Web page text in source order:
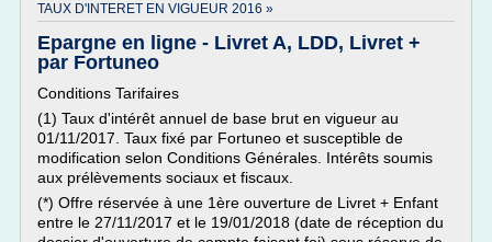
TAUX D'INTERET EN VIGUEUR 2016 »
Epargne en ligne - Livret A, LDD, Livret +
par Fortuneo
Conditions Tarifaires
(1) Taux d'intérêt annuel de base brut en vigueur au
01/11/2017. Taux fixé par Fortuneo et susceptible de
modification selon Conditions Générales. Intérêts soumis
aux prélèvements sociaux et fiscaux.
(*) Offre réservée à une 1ère ouverture de Livret + Enfant
entre le 27/11/2017 et le 19/01/2018 (date de réception du